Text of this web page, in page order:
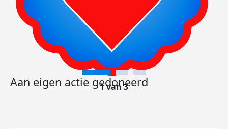
Aan eigen actie gedoneerd
1 van 3